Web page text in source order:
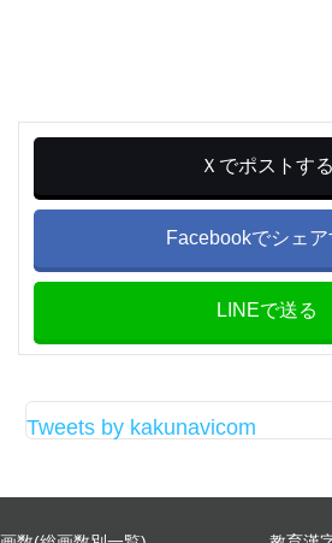
Ｘでポストする
Facebookでシェア
LINEで送る
Tweets by kakunavicom